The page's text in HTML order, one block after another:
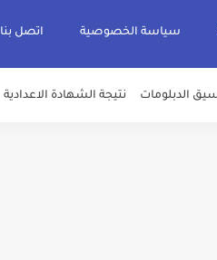
سياسة الخصوصية اتصل بنا
الدبلومات نتيجة الشهادة الاعدادية